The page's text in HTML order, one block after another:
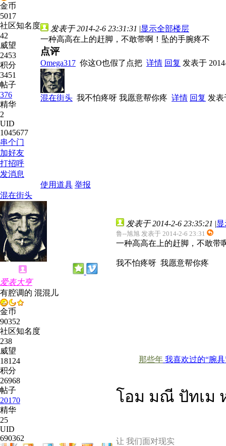
金币
5017
社区知名度
42
威望
2453
积分
3451
帖子
376
精华
2
UID
1045677
串个门
加好友
打招呼
发消息
发表于 2014-2-6 23:31:31 |显示全部楼层
一种高高在上的赶脚，不敢带啊！坠的手腕疼不
点评
Omega317 你这O也假了点把 详情 回复 发表于
混在街头 我不怕疼呀 我愿意帮你疼 详情 回复 发表
使用道具 举报
混在街头
爱表大亨
有腔调的 混混儿
金币
90352
社区知名度
238
威望
18124
积分
26968
帖子
20170
精华
25
UID
690362
发表于 2014-2-6 23:35:21 |
鲁--旭旭 发表于 2014-2-6 23:31
一种高高在上的赶脚，不敢带
我不怕疼呀 我愿意帮你疼
那些年 我喜欢过的“腕具
โอม มณี ปัทเม
让 我们面对现实